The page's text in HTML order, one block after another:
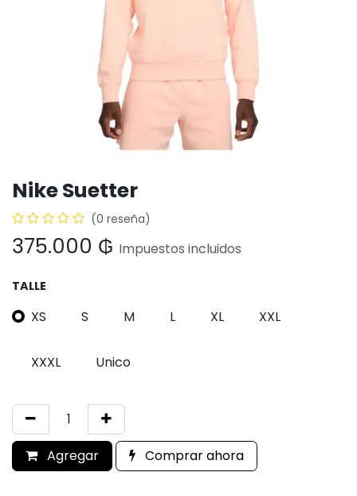
Nike Suetter
(0 reseña)
375.000 ₲ Impuestos incluidos
TALLE
XS S M L XL XXL
XXXL Unico
Agregar Comprar ahora